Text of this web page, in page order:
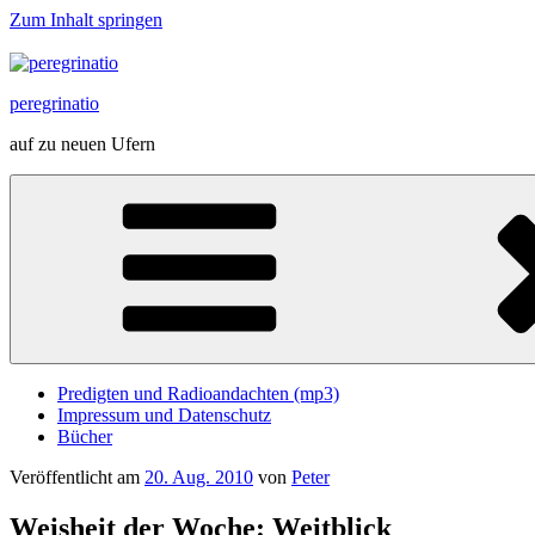
Zum Inhalt springen
peregrinatio
auf zu neuen Ufern
Predigten und Radioandachten (mp3)
Impressum und Datenschutz
Bücher
Veröffentlicht am 20. Aug. 2010 von Peter
Weisheit der Woche: Weitblick